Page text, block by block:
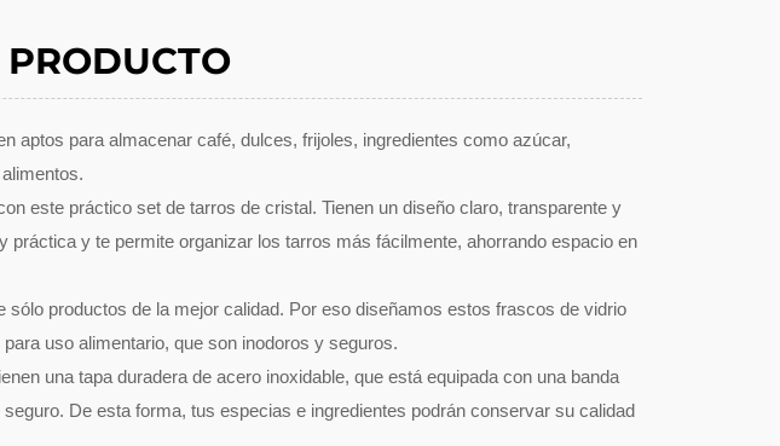
aptos para almacenar café, dulces, frijoles, ingredientes como azúcar,
este práctico set de tarros de cristal. Tienen un diseño claro, transparente y
práctica y te permite organizar los tarros más fácilmente, ahorrando espacio en
sólo productos de la mejor calidad. Por eso diseñamos estos frascos de vidrio
uso alimentario, que son inodoros y seguros.
una tapa duradera de acero inoxidable, que está equipada con una banda
De esta forma, tus especias e ingredientes podrán conservar su calidad